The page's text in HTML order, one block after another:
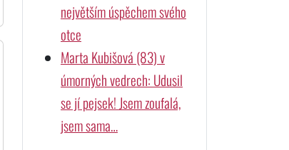
největším úspěchem svého
otce
Marta Kubišová (83) v
úmorných vedrech: Udusil
se jí pejsek! Jsem zoufalá,
jsem sama…